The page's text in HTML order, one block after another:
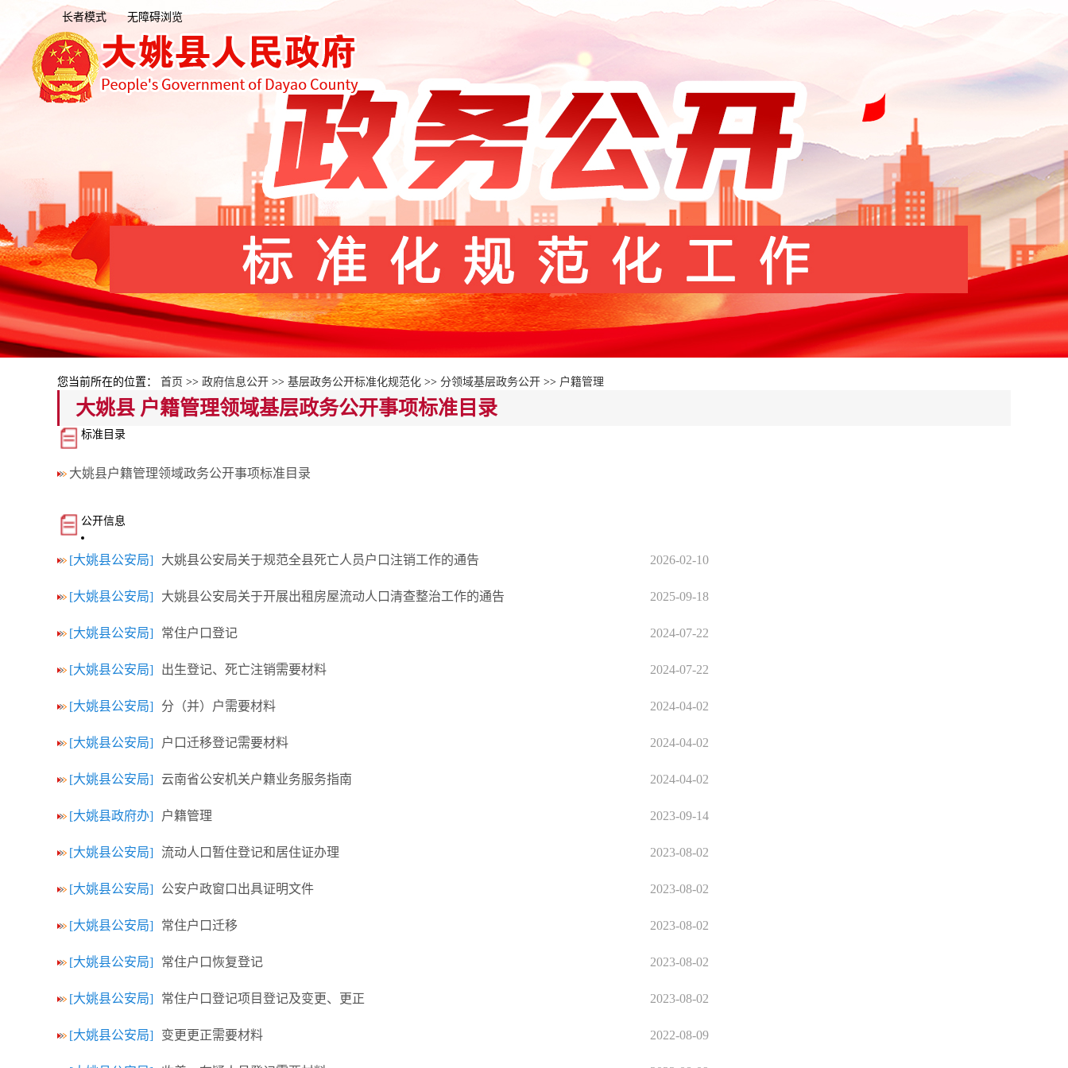
无障碍浏览
长者模式
您当前所在的位置： 首页 >> 政府信息公开 >> 基层政务公开标准化规范化 >> 分领域基层政务公开 >> 户籍管理
大姚县 户籍管理领域基层政务公开事项标准目录
标准目录
大姚县户籍管理领域政务公开事项标准目录
公开信息
[大姚县公安局] 大姚县公安局关于规范全县死亡人员户口注销工作的通告 2026-02-10
[大姚县公安局] 大姚县公安局关于开展出租房屋流动人口清查整治工作的通告 2025-09-18
[大姚县公安局] 常住户口登记 2024-07-22
[大姚县公安局] 出生登记、死亡注销需要材料 2024-07-22
[大姚县公安局] 分（并）户需要材料 2024-04-02
[大姚县公安局] 户口迁移登记需要材料 2024-04-02
[大姚县公安局] 云南省公安机关户籍业务服务指南 2024-04-02
[大姚县政府办] 户籍管理 2023-09-14
[大姚县公安局] 流动人口暂住登记和居住证办理 2023-08-02
[大姚县公安局] 公安户政窗口出具证明文件 2023-08-02
[大姚县公安局] 常住户口迁移 2023-08-02
[大姚县公安局] 常住户口恢复登记 2023-08-02
[大姚县公安局] 常住户口登记项目登记及变更、更正 2023-08-02
[大姚县公安局] 变更更正需要材料 2022-08-09